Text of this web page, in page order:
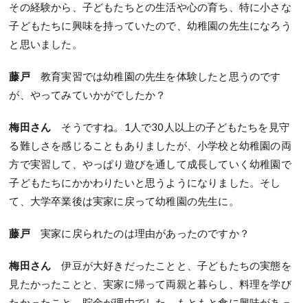
その経験から、子どもたちとの生活や心の育ち、特に小さな
子どもたちに興味を持っていたので、幼稚園の先生になろう
と思いました。
藤戸教育実習では幼稚園の先生を体験したと思うのです
が、やってみていかがでしたか？
梅田さん そうですね。1人で30人以上の子どもたちを見守
る難しさを感じることもありましたが、小学校と幼稚園の両
方で実習して、やっぱり遊びを通して成長していく幼稚園で
子どもたちにかかわりたいと思うようになりました。そし
て、大学卒業後は実家に戻って幼稚園の先生に。
藤戸実家に戻られたのは理由があったのですか？
梅田さん伊豆が大好きだったことと、子どもたちの実態を
見たかったことと、実家に帰って両親と暮らし、料理を学び